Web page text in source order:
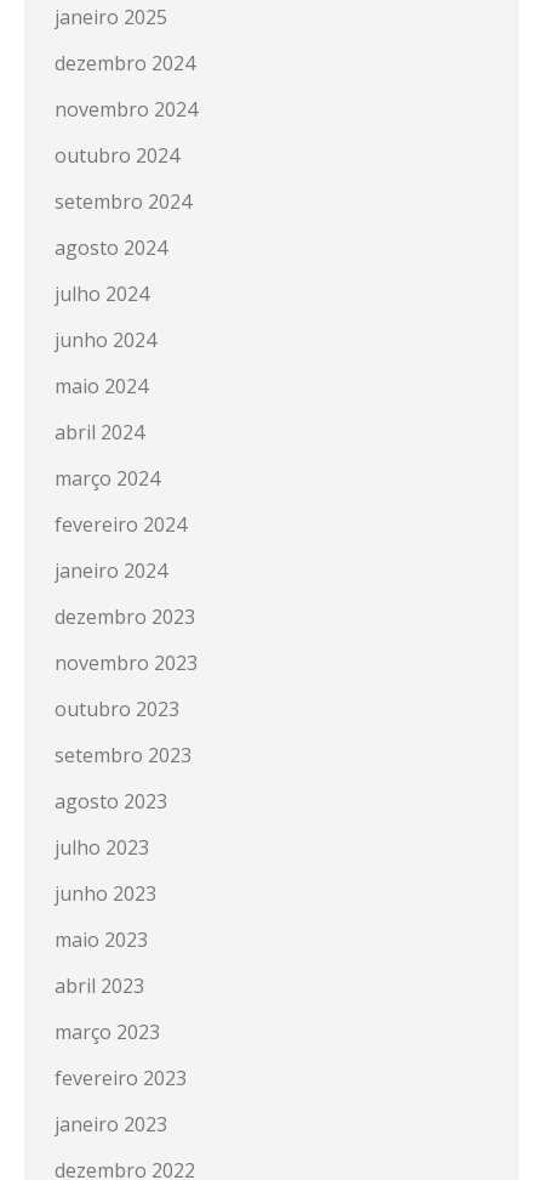
janeiro 2025
dezembro 2024
novembro 2024
outubro 2024
setembro 2024
agosto 2024
julho 2024
junho 2024
maio 2024
abril 2024
março 2024
fevereiro 2024
janeiro 2024
dezembro 2023
novembro 2023
outubro 2023
setembro 2023
agosto 2023
julho 2023
junho 2023
maio 2023
abril 2023
março 2023
fevereiro 2023
janeiro 2023
dezembro 2022